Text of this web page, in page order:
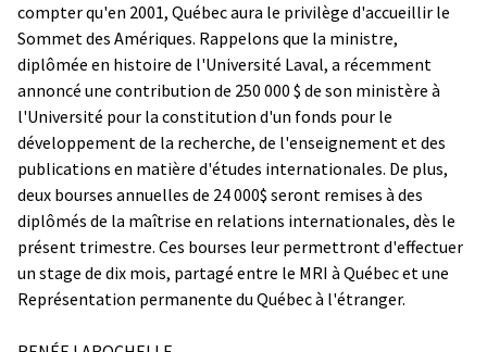
compter qu'en 2001, Québec aura le privilège d'accueillir le
Sommet des Amériques. Rappelons que la ministre,
diplômée en histoire de l'Université Laval, a récemment
annoncé une contribution de 250 000 $ de son ministère à
l'Université pour la constitution d'un fonds pour le
développement de la recherche, de l'enseignement et des
publications en matière d'études internationales. De plus,
deux bourses annuelles de 24 000$ seront remises à des
diplômés de la maîtrise en relations internationales, dès le
présent trimestre. Ces bourses leur permettront d'effectuer
un stage de dix mois, partagé entre le MRI à Québec et une
Représentation permanente du Québec à l'étranger.